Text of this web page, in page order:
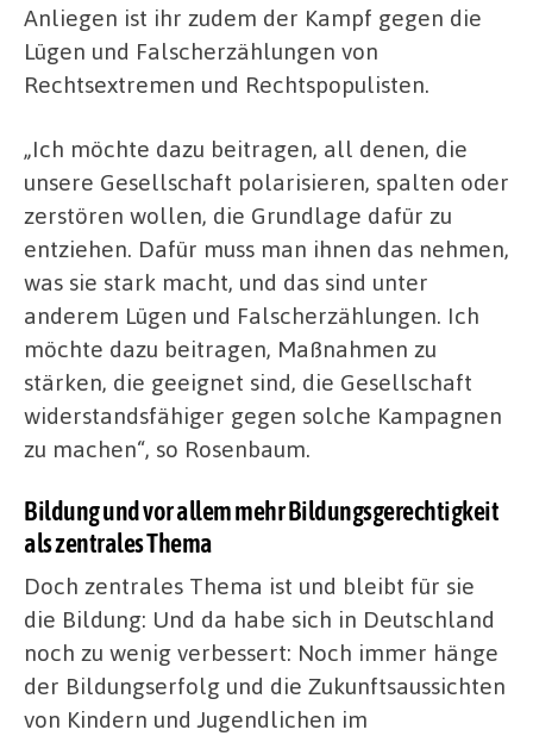
Anliegen ist ihr zudem der Kampf gegen die
Lügen und Falscherzählungen von
Rechtsextremen und Rechtspopulisten.
„Ich möchte dazu beitragen, all denen, die
unsere Gesellschaft polarisieren, spalten oder
zerstören wollen, die Grundlage dafür zu
entziehen. Dafür muss man ihnen das nehmen,
was sie stark macht, und das sind unter
anderem Lügen und Falscherzählungen. Ich
möchte dazu beitragen, Maßnahmen zu
stärken, die geeignet sind, die Gesellschaft
widerstandsfähiger gegen solche Kampagnen
zu machen“, so Rosenbaum.
Bildung und vor allem mehr Bildungsgerechtigkeit
als zentrales Thema
Doch zentrales Thema ist und bleibt für sie
die Bildung: Und da habe sich in Deutschland
noch zu wenig verbessert: Noch immer hänge
der Bildungserfolg und die Zukunftsaussichten
von Kindern und Jugendlichen im